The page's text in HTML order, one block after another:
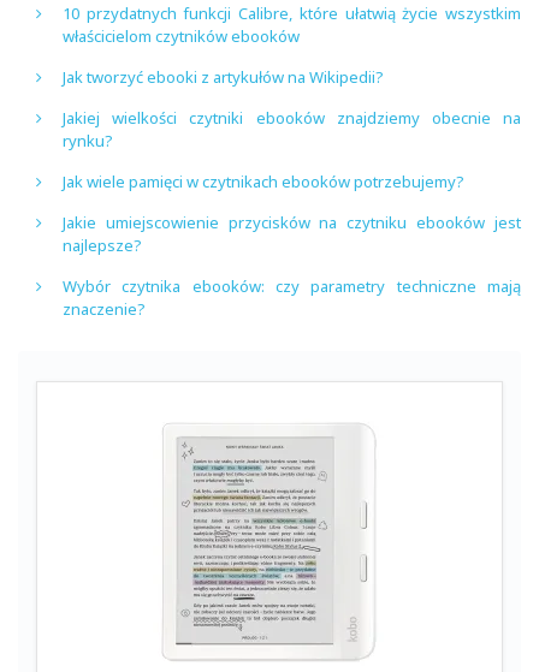
10 przydatnych funkcji Calibre, które ułatwią życie wszystkim
właścicielom czytników ebooków
Jak tworzyć ebooki z artykułów na Wikipedii?
Jakiej wielkości czytniki ebooków znajdziemy obecnie na
rynku?
Jak wiele pamięci w czytnikach ebooków potrzebujemy?
Jakie umiejscowienie przycisków na czytniku ebooków jest
najlepsze?
Wybór czytnika ebooków: czy parametry techniczne mają
znaczenie?